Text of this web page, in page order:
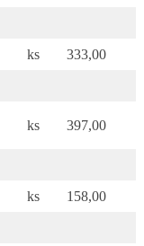
ks 333,00
ks 397,00
ks 158,00